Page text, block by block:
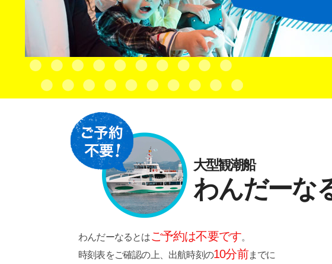
大型観潮船
わんだーな
わんだーなるとはご予約は不要です。
時刻表をご確認の上、出航時刻の10分前までに